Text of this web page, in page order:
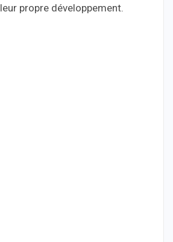
propre développement.